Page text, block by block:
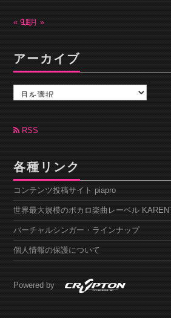
« 9月
11月 »
アーカイブ
カ
ブ RSS
各種リンク
コンテンツ投稿サイト piapro
世界最大規模のボカロ楽曲レーベル KARENT
バーチャルシンガー・ラインナップ
個人情報の保護について
Powered by